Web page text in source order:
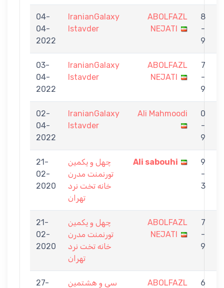
04-
04-
2022
IranianGalaxy
Istavder
ABOLFAZL
NEJATI
8
-
9
03-
04-
2022
IranianGalaxy
Istavder
ABOLFAZL
NEJATI
7
-
9
02-
04-
2022
IranianGalaxy
Istavder
Ali Mahmoodi
0
-
9
21-
02-
2020
چهل و يكمين
تورنمنت مدرن
خانه تخت نرد
تهران
Ali sabouhi
9
-
3
21-
02-
2020
چهل و يكمين
تورنمنت مدرن
خانه تخت نرد
تهران
ABOLFAZL
NEJATI
7
-
9
27-
سي و هشتمين
ABOLFAZL
6